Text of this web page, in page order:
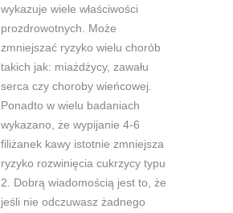
wykazuje wiele właściwości
prozdrowotnych. Może
zmniejszać ryzyko wielu chorób
takich jak: miażdżycy, zawału
serca czy choroby wieńcowej.
Ponadto w wielu badaniach
wykazano, że wypijanie 4-6
filiżanek kawy istotnie zmniejsza
ryzyko rozwinięcia cukrzycy typu
2. Dobrą wiadomością jest to, że
jeśli nie odczuwasz żadnego